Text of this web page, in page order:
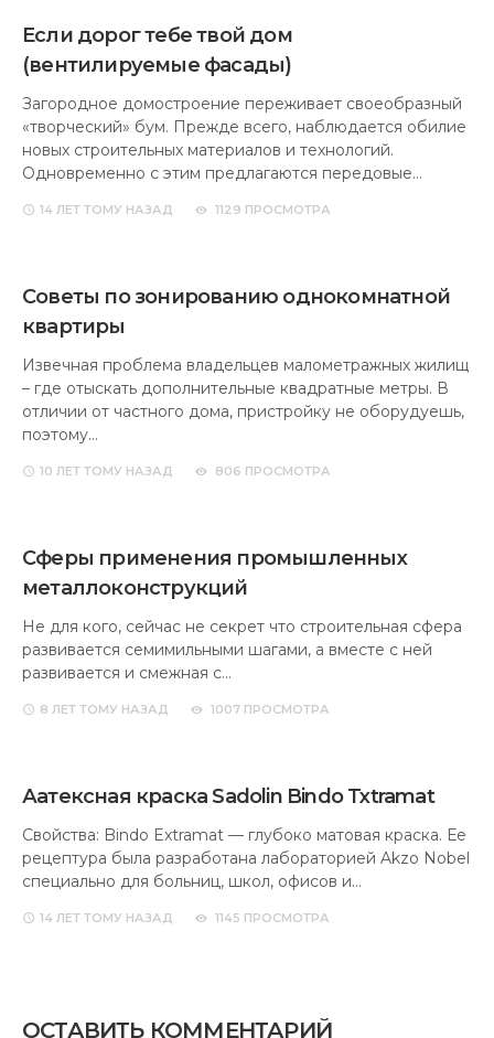
Если дорог тебе твой дом
(вентилируемые фасады)
Загородное домостроение переживает своеобразный
«творческий» бум. Прежде всего, наблюдается обилие
новых строительных материалов и технологий.
Одновременно с этим предлагаются передовые…
14 ЛЕТ ТОМУ НАЗАД 1129 ПРОСМОТРА
Советы по зонированию однокомнатной
квартиры
Извечная проблема владельцев малометражных жилищ
– где отыскать дополнительные квадратные метры. В
отличии от частного дома, пристройку не оборудуешь,
поэтому…
10 ЛЕТ ТОМУ НАЗАД 806 ПРОСМОТРА
Сферы применения промышленных
металлоконструкций
Не для кого, сейчас не секрет что строительная сфера
развивается семимильными шагами, а вместе с ней
развивается и смежная с…
8 ЛЕТ ТОМУ НАЗАД 1007 ПРОСМОТРА
Аатексная краска Sadolin Bindo Txtramat
Свойства: Bindo Extramat — глубоко матовая краска. Ее
рецептура была разработана лабораторией Akzo Nobel
специально для больниц, школ, офисов и…
14 ЛЕТ ТОМУ НАЗАД 1145 ПРОСМОТРА
ОСТАВИТЬ КОММЕНТАРИЙ